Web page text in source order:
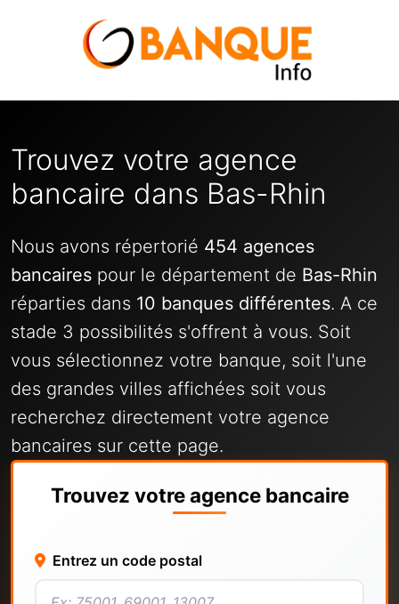
Trouvez votre agence
bancaire dans Bas-Rhin
Nous avons répertorié 454 agences
bancaires pour le département de Bas-Rhin
réparties dans 10 banques différentes. A ce
stade 3 possibilités s'offrent à vous. Soit
vous sélectionnez votre banque, soit l'une
des grandes villes affichées soit vous
recherchez directement votre agence
bancaires sur cette page.
Trouvez votre agence bancaire
Entrez un code postal